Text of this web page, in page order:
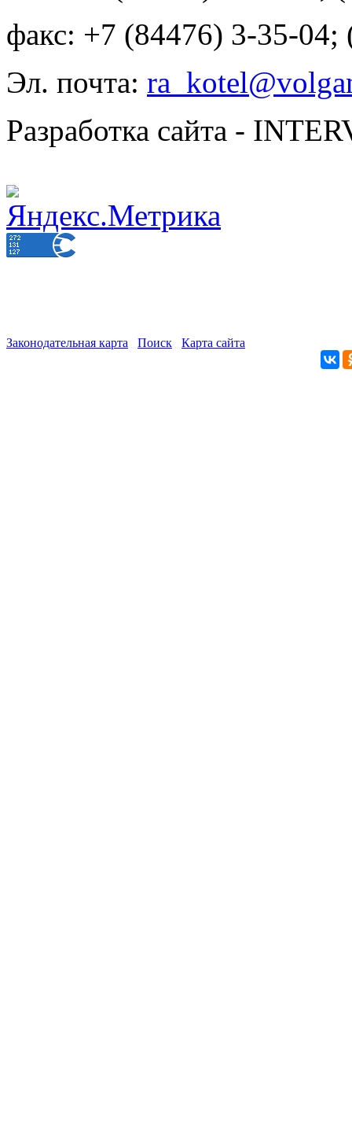
факс: +7 (84476) 3-35-04;
Эл. почта:
Разработка сайта -
Законодательная карта Поиск Карта сайта